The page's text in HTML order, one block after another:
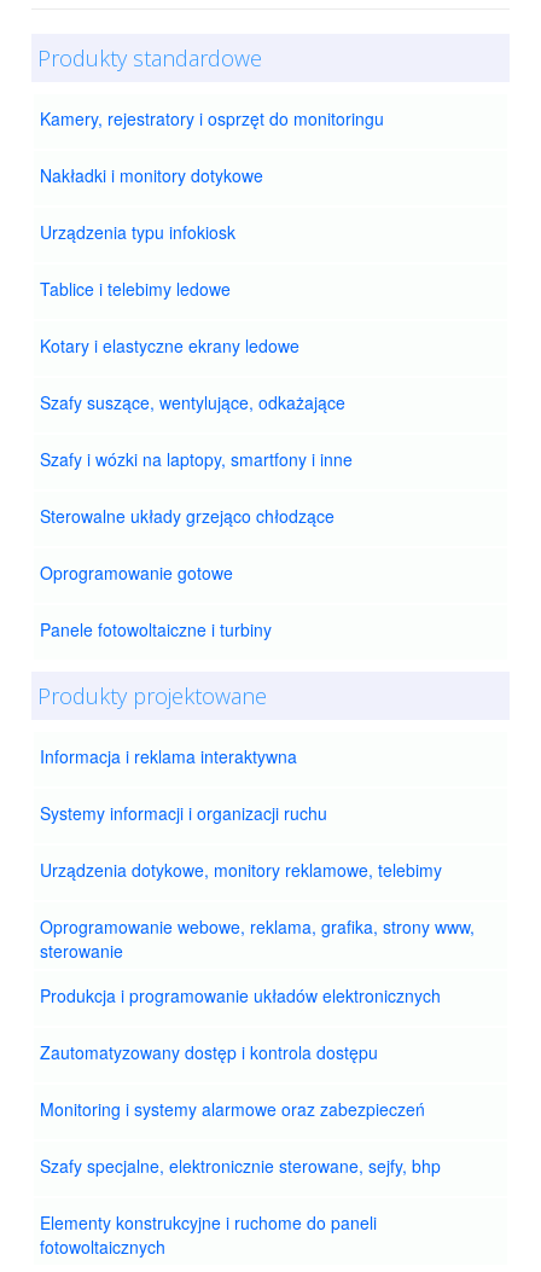
Produkty standardowe
Kamery, rejestratory i osprzęt do monitoringu
Nakładki i monitory dotykowe
Urządzenia typu infokiosk
Tablice i telebimy ledowe
Kotary i elastyczne ekrany ledowe
Szafy suszące, wentylujące, odkażające
Szafy i wózki na laptopy, smartfony i inne
Sterowalne układy grzejąco chłodzące
Oprogramowanie gotowe
Panele fotowoltaiczne i turbiny
Produkty projektowane
Informacja i reklama interaktywna
Systemy informacji i organizacji ruchu
Urządzenia dotykowe, monitory reklamowe, telebimy
Oprogramowanie webowe, reklama, grafika, strony www,
sterowanie
Produkcja i programowanie układów elektronicznych
Zautomatyzowany dostęp i kontrola dostępu
Monitoring i systemy alarmowe oraz zabezpieczeń
Szafy specjalne, elektronicznie sterowane, sejfy, bhp
Elementy konstrukcyjne i ruchome do paneli
fotowoltaicznych